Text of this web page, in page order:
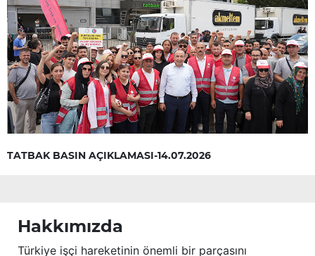
TATBAK BASIN AÇIKLAMASI-14.07.2026
Hakkımızda
Türkiye işçi hareketinin önemli bir parçasını